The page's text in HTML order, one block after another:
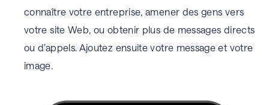
connaître votre entreprise, amener des gens vers
votre site Web, ou obtenir plus de messages directs
ou d’appels. Ajoutez ensuite votre message et votre
image.